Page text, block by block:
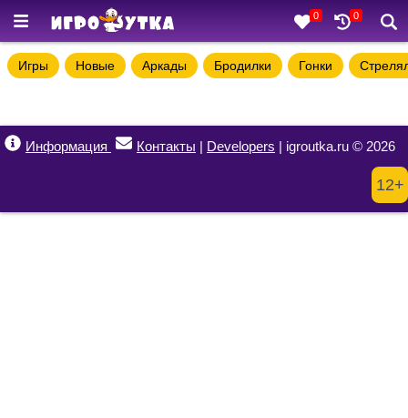
0 0
Игры Новые Аркады Бродилки Гонки
Информация Контакты | Developers | igroutka.ru © 2026
12+